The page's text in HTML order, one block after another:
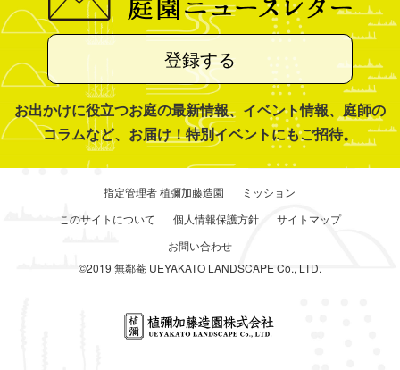
登録する
お出かけに役立つお庭の最新情報、イベント情報、庭師の
コラムなど、お届け！特別イベントにもご招待。
指定管理者 植彌加藤造園
ミッション
このサイトについて
個人情報保護方針
サイトマップ
お問い合わせ
©2019 無鄰菴 UEYAKATO LANDSCAPE Co., LTD.